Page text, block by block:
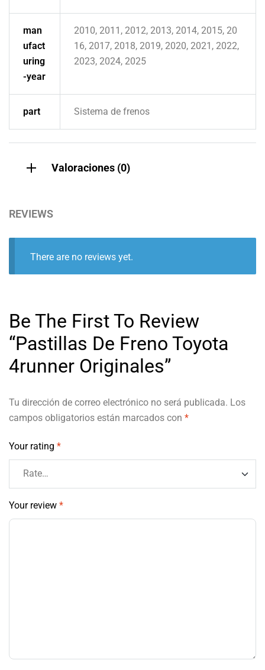
man
ufact
uring
-year
2010, 2011, 2012, 2013, 2014, 2015, 20
16, 2017, 2018, 2019, 2020, 2021, 2022,
2023, 2024, 2025
part Sistema de frenos
Valoraciones (0)
REVIEWS
There are no reviews yet.
Be The First To Review
“Pastillas De Freno Toyota
4runner Originales”
Tu dirección de correo electrónico no será publicada. Los
campos obligatorios están marcados con *
Your rating *
Your review *